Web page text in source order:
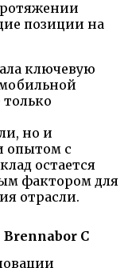
позиции на
ключевую
но и
опытом с
остается
фактором для
отрасли.
Brennabor C